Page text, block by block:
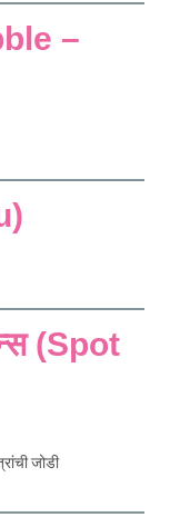
–
(Spot
जोडी